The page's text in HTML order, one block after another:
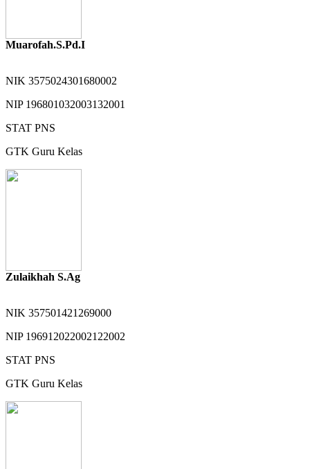
Muarofah.S.Pd.I
NIK 3575024301680002
NIP 196801032003132001
STAT PNS
GTK Guru Kelas
Zulaikhah S.Ag
NIK 357501421269000
NIP 196912022002122002
STAT PNS
GTK Guru Kelas